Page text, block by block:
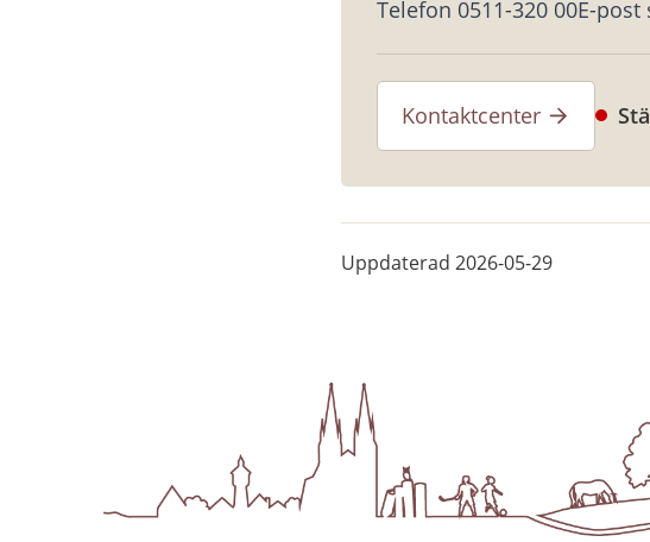
Telefon 0511-320 00E-post
Kontaktcenter
Uppdaterad 2026-05-29